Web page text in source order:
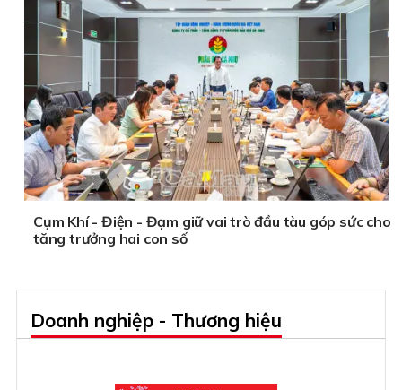
Cụm Khí - Điện - Đạm giữ vai trò đầu tàu góp sức cho
tăng trưởng hai con số
Doanh nghiệp - Thương hiệu